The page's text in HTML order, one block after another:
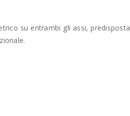
su entrambi gli assi, predisposta